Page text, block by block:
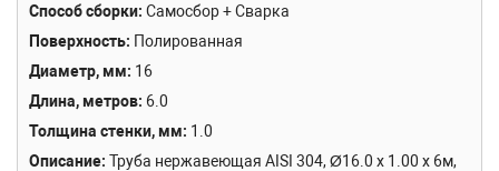
Способ сборки Самосбор + Сварка
Поверхность Полированная
Диаметр, мм 16
Длина, метров 6.0
Толщина стенки, мм 1.0
Описание Труба нержавеющая AISI 304, Ø16.0 x 1.00 х 6м,